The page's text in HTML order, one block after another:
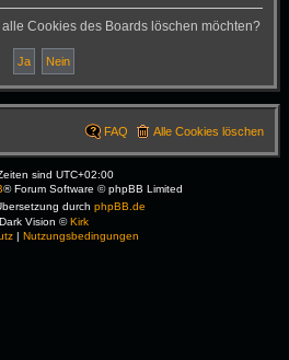
Cookies des Boards löschen möchten?
Alle Cookies löschen
FAQ
sind UTC+02:00
® Forum Software © phpBB Limited
durch phpBB.de
Dark Vision ©Kirk
| Nutzungsbedingungen